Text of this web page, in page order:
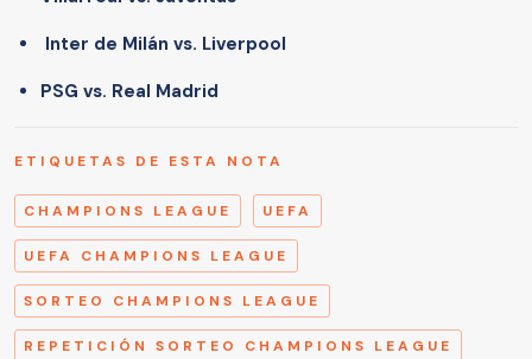
Inter de Milán vs. Liverpool
PSG vs. Real Madrid
ETIQUETAS DE ESTA NOTA
CHAMPIONS LEAGUE UEFA
UEFA CHAMPIONS LEAGUE
SORTEO CHAMPIONS LEAGUE
REPETICIÓN SORTEO CHAMPIONS LEAGUE